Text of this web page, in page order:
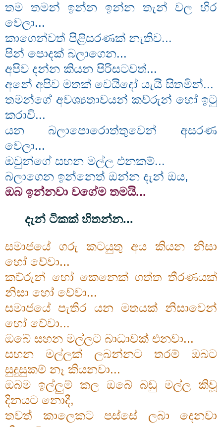
තම තමන් ඉන්න ඉන්න තැන් වල හිර
වෙලා...
කාගෙන්වත් පිළිසරණක් නැතිව...
පින් පොදක් බලාගෙන...
අපිව දන්න කියන පිරිසටවත්...
අනේ අපිව මතක් වෙයිදෝ යැයි සිතමින්...
තමන්ගේ අවශ්‍යතාවයන් කව්රුන් හෝ ඉටු
කරාවි...
යන බලාපොරොත්තුවෙන් අසරණ
වෙලා...
ඔවුන්ගේ සහන මල්ල එනකම්...
බලාගෙන ඉන්නෙත් ඔන්න දැන් ඔය,
ඔබ ඉන්නවා වගේම තමයි...
දැන් ටිකක් හිතන්න...
සමාජයේ ගරු කටයුතු අය කියන නිසා
හෝ වේවා...
කව්රුන් හෝ කෙනෙක් ගත්ත තීරණයක්
නිසා හෝ වේවා...
සමාජයේ පැතිර යන මතයක් නිසාවෙන්
හෝ වේවා...
ඔබේ සහන මල්ලට බාධාවක් එනවා...
සහන මල්ලක් ලබන්නට තරම් ඔබට
සුදුසුකම් නෑ කියනවා...
ඔබම ඉල්ලුම් කල ඔබේ බඩු මල්ල කිවූ
දිනයට නොදී,
තවත් කාලෙකට පස්සේ ලබා දෙනවා